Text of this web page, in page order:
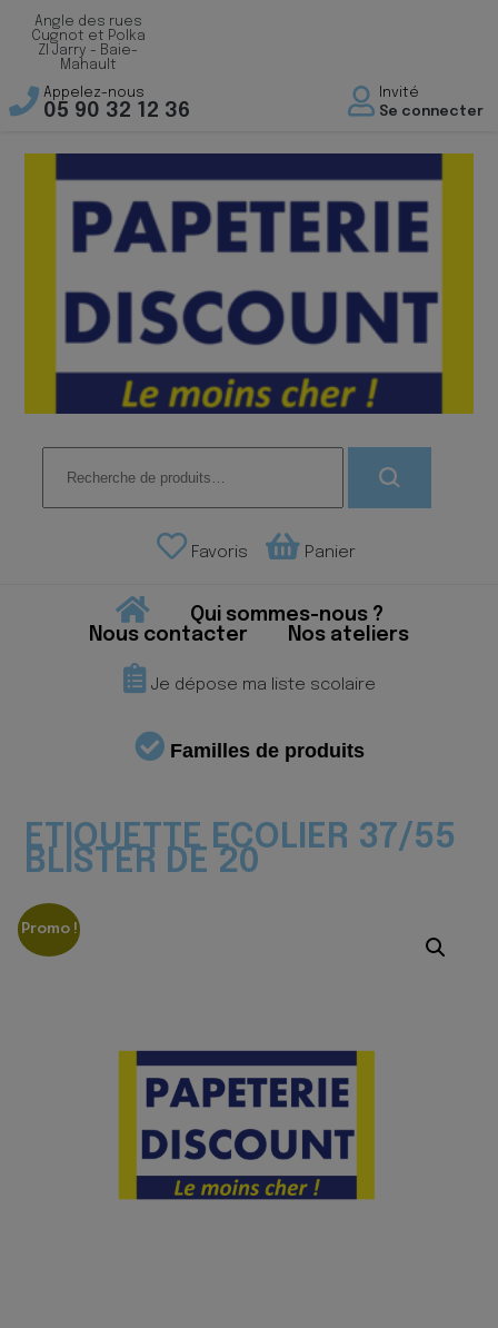
Angle des rues
Cugnot et Polka
ZI Jarry - Baie-
Mahault
Appelez-nous
05 90 32 12 36
Invité
Se connecter
pour :
Favoris Panier
Qui sommes-nous ?
Nous contacter
Nos ateliers
Je dépose ma liste scolaire
Familles de produits
ETIQUETTE ECOLIER 37/55
BLISTER DE 20
Promo !